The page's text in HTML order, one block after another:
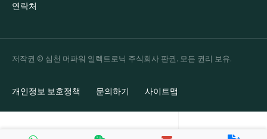
연락처
저작권 © 심천 머파워 일렉트로닉 주식회사 판권. 모든 권리 보유.
개인정보 보호정책 문의하기 사이트맵